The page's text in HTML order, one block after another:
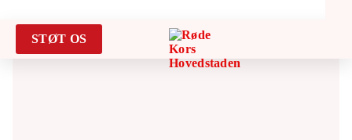
STØT OS